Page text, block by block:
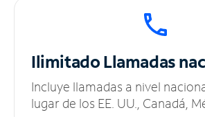
IlimitadoLlamadas
Incluye llamadas a nivel
lugar de los EE. UU., Canadá,